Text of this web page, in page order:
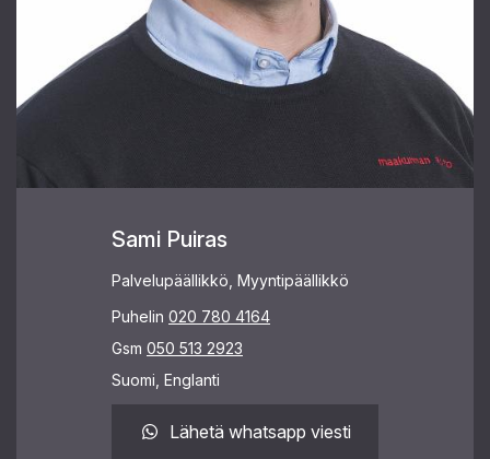
Sami Puiras
Palvelupäällikkö, Myyntipäällikkö
Puhelin 020 780 4164
Gsm 050 513 2923
Suomi, Englanti
Lähetä whatsapp viesti